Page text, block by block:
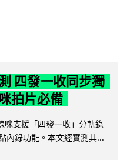
四發一收同步獨
拍片必備
支援「四發一收」分軌錄
內錄功能。本文經實測其...